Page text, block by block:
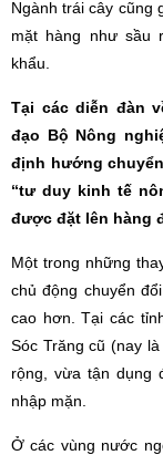
Ngành trái cây cũng
mặt hàng như sầu
khẩu.
Tại các diễn đàn
đạo Bộ Nông
định hướng
“tư duy kinh tế
được đặt lên hàng
Một trong những
chủ động chuyển
cao hơn. Tại các
Sóc Trăng cũ (nay
rộng, vừa tận dụng
nhập mặn.
Ở các vùng nước